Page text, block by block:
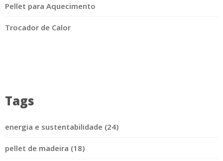
Pellet para Aquecimento
Trocador de Calor
Tags
energia e sustentabilidade (24)
pellet de madeira (18)